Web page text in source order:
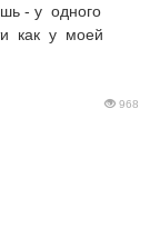
- у одного
как у моей
968